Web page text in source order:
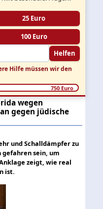
25 Euro
100 Euro
Helfen
Hilfe müssen wir den
750 Euro
wegen
gegen jüdische
und Schalldämpfer zu
sein, um
zeigt, wie real
ist.